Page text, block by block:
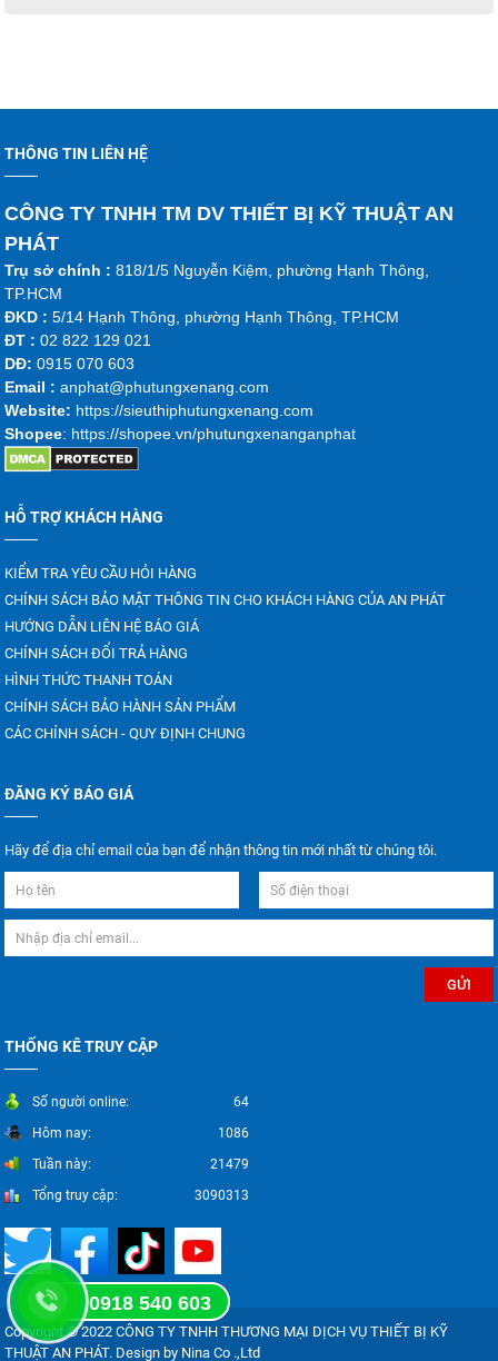
THÔNG TIN LIÊN HỆ
CÔNG TY TNHH TM DV THIẾT BỊ KỸ THUẬT AN
PHÁT
Trụ sở chính : 818/1/5 Nguyễn Kiệm, phường Hạnh Thông,
TP.HCM
ĐKD :5/14 Hạnh Thông, phường Hạnh Thông, TP.HCM
ĐT : 02 822 129 021
DĐ:0915 070 603
Email :anphat@phutungxenang.com
Website: https://sieuthiphutungxenang.com
Shopee: https://shopee.vn/phutungxenanganphat
HỖ TRỢ KHÁCH HÀNG
KIỂM TRA YÊU CẦU HỎI HÀNG
CHÍNH SÁCH BẢO MẬT THÔNG TIN CHO KHÁCH HÀNG CỦA AN PHÁT
HƯỚNG DẪN LIÊN HỆ BÁO GIÁ
CHÍNH SÁCH ĐỔI TRẢ HÀNG
HÌNH THỨC THANH TOÁN
CHÍNH SÁCH BẢO HÀNH SẢN PHẨM
CÁC CHÍNH SÁCH - QUY ĐỊNH CHUNG
ĐĂNG KÝ BÁO GIÁ
Hãy để địa chỉ email của bạn để nhận thông tin mới nhất từ chúng tôi.
THỐNG KÊ TRUY CẬP
Số người online:
64
Hôm nay:
1086
Tuần này:
21479
Tổng truy cập:
3090313
Copyright © 2022 CÔNG TY TNHH THƯƠNG MẠI DỊCH VỤ THIẾT BỊ KỸ
THUẬT AN PHÁT. Design by Nina Co .,Ltd
0918 540 603